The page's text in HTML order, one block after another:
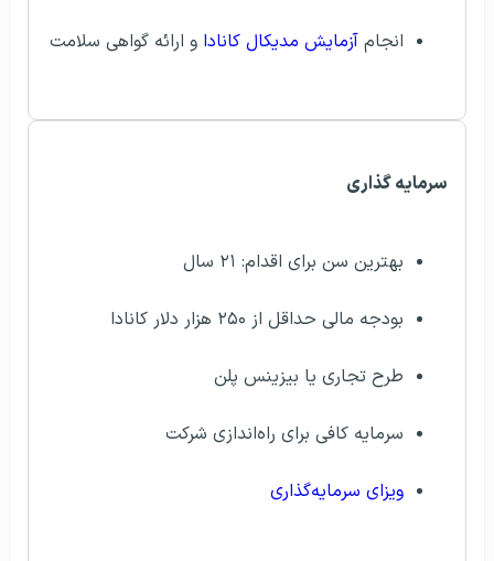
انجام آزمایش مدیکال کانادا و ارائه گواهی سلامت
سرمایه گذاری
بهترین سن برای اقدام: ۲۱ سال
بودجه مالی حداقل از ۲۵۰ هزار دلار کانادا
طرح تجاری یا بیزینس پلن
سرمایه کافی برای راه‌اندازی شرکت
ویزای سرمایه‌گذاری